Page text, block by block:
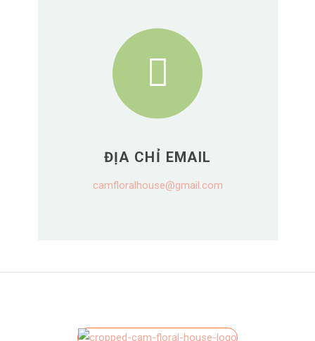
ĐỊA CHỈ EMAIL
camfloralhouse@gmail.com